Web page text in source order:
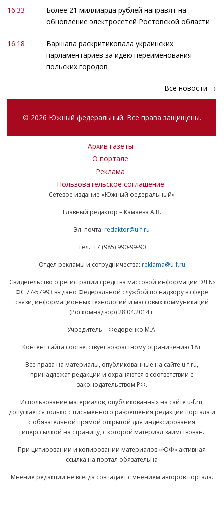
16:33
Более 21 миллиарда рублей направят на
обновление электросетей Ростовской области
16:18
Варшава раскритиковала украинских
парламентариев за идею переименования
польских городов
Все новости →
© 2026 Южный федеральный. Все права защищены.
Архив газеты
О портале
Реклама
Пользовательское соглашение
Сетевое издание «Южный федеральный»
Главный редактор – Камаева А.В.
Эл. почта: redaktor@u-f.ru
Тел.: +7 (985) 990-99-90
Отдел рекламы и сотрудничества: reklama@u-f.ru
Свидетельство о регистрации средства массовой информации ЭЛ №
ФС 77-57993 выдано Федеральной службой по надзору в сфере
связи, информационных технологий и массовых коммуникаций
(Роскомнадзор) 28.04.2014 г.
Учредитель – Федоренко М.А.
Контент сайта соответствует возрастному ограничению 18+
Все права на материалы, опубликованные на сайте u-f.ru,
принадлежат редакции и охраняются в соответствии с
законодательством РФ.
Использование материалов, опубликованных на сайте u-f.ru,
допускается только с письменного разрешения редакции портала и
с обязательной прямой открытой для индексирования
гиперссылкой на страницу, с которой материал заимствован.
При цитировании и копировании материалов «ЮФ» активная
ссылка на портал обязательна
Мнение редакции не всегда совпадает с мнением авторов портала.